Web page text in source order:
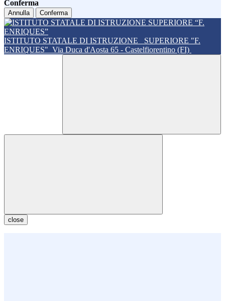
Conferma
Annulla Conferma
ISTITUTO STATALE DI ISTRUZIONE
SUPERIORE "F.
ENRIQUES" Via Duca d'Aosta 65 - Castelfiorentino (FI)
close